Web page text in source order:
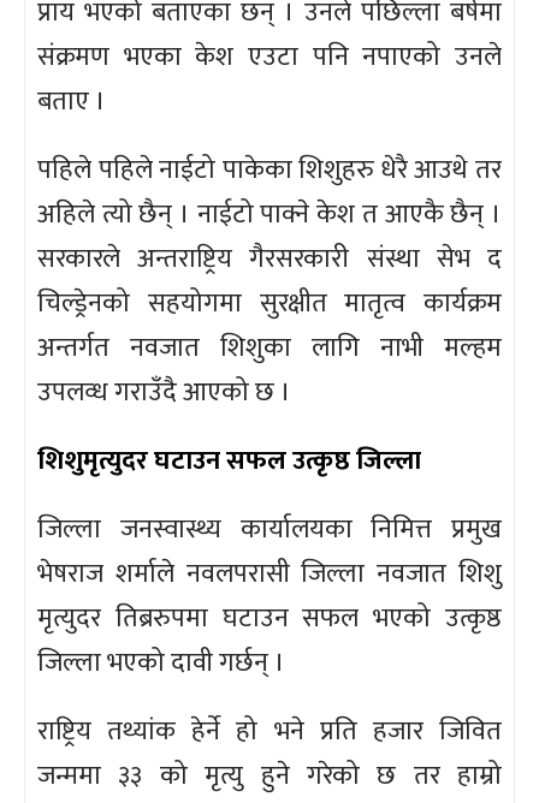
प्राय भएको बताएका छन् । उनले पछिल्ला बर्षमा
संक्रमण भएका केश एउटा पनि नपाएको उनले
बताए ।
पहिले पहिले नाईटो पाकेका शिशुहरु धेरै आउथे तर
अहिले त्यो छैन् । नाईटो पाक्ने केश त आएकै छैन् ।
सरकारले अन्तराष्ट्रिय गैरसरकारी संस्था सेभ द
चिल्ड्रेनको सहयोगमा सुरक्षीत मातृत्व कार्यक्रम
अन्तर्गत नवजात शिशुका लागि नाभी मल्हम
उपलव्ध गराउँदै आएको छ ।
शिशुमृत्युदर घटाउन सफल उत्कृष्ठ जिल्ला
जिल्ला जनस्वास्थ्य कार्यालयका निमित्त प्रमुख
भेषराज शर्माले नवलपरासी जिल्ला नवजात शिशु
मृत्युदर तिब्ररुपमा घटाउन सफल भएको उत्कृष्ठ
जिल्ला भएको दावी गर्छन् ।
राष्ट्रिय तथ्यांक हेर्ने हो भने प्रति हजार जिवित
जन्ममा ३३ को मृत्यु हुने गरेको छ तर हाम्रो